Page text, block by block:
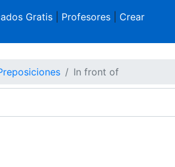
Gratis| Profesores| Crear
In front of